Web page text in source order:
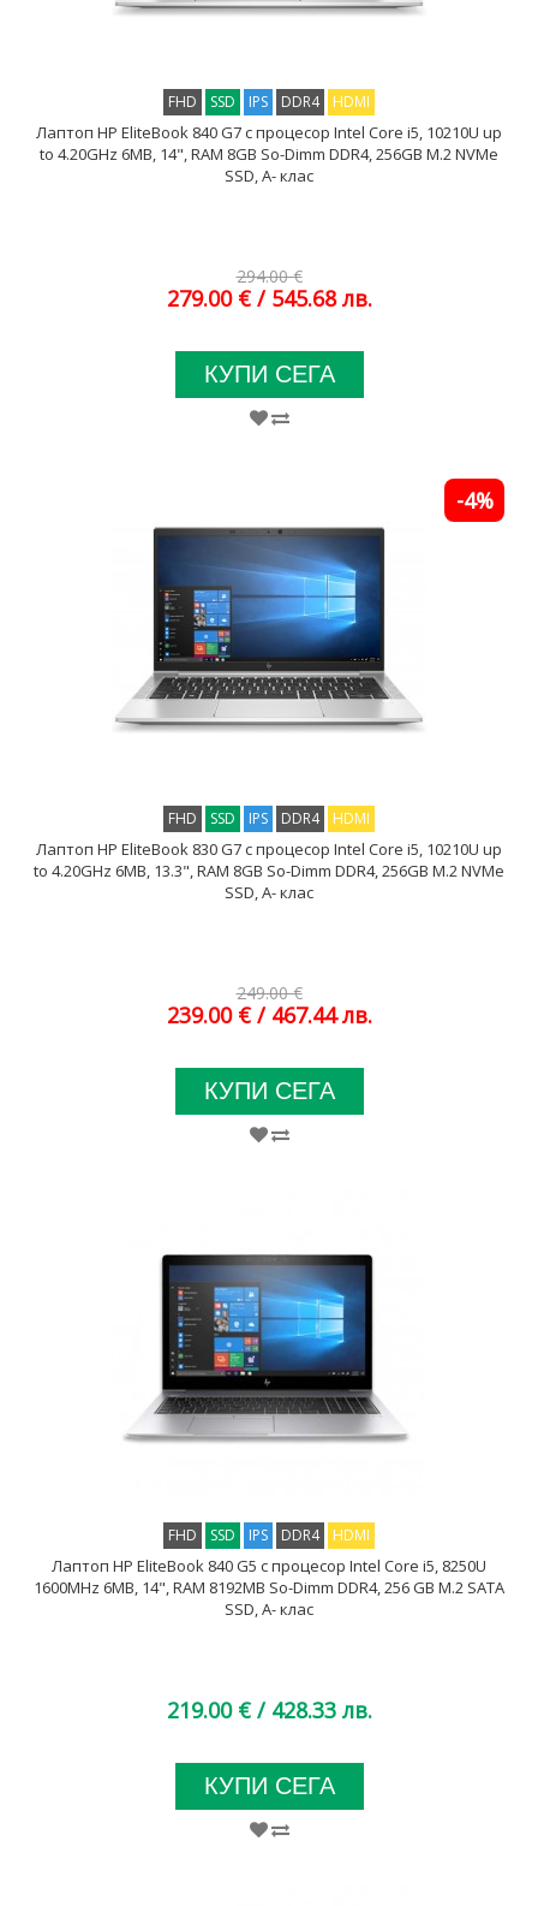
FHD SSD IPS DDR4 HDMI
Лаптоп HP EliteBook 840 G7 с процесор Intel Core i5, 10210U up
to 4.20GHz 6MB, 14", RAM 8GB So-Dimm DDR4, 256GB M.2 NVMe
SSD, A- клас
294.00 €
279.00 € / 545.68 лв.
КУПИ СЕГА
FHD SSD IPS DDR4 HDMI
Лаптоп HP EliteBook 830 G7 с процесор Intel Core i5, 10210U up
to 4.20GHz 6MB, 13.3", RAM 8GB So-Dimm DDR4, 256GB M.2 NVMe
SSD, A- клас
249.00 €
239.00 € / 467.44 лв.
-4%
КУПИ СЕГА
FHD SSD IPS DDR4 HDMI
Лаптоп HP EliteBook 840 G5 с процесор Intel Core i5, 8250U
1600MHz 6MB, 14", RAM 8192MB So-Dimm DDR4, 256 GB M.2 SATA
SSD, A- клас
219.00 € / 428.33 лв.
КУПИ СЕГА